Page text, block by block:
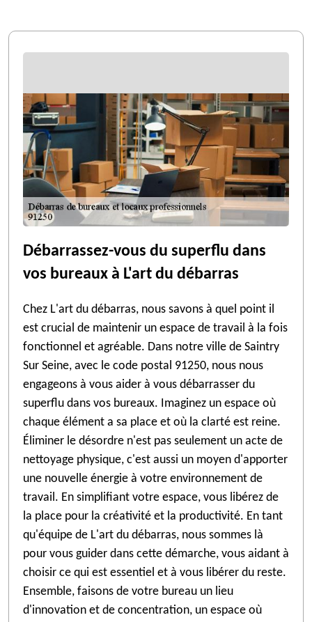
Débarrassez-vous du superflu dans
vos bureaux à L'art du débarras
Chez L'art du débarras, nous savons à quel point il
est crucial de maintenir un espace de travail à la fois
fonctionnel et agréable. Dans notre ville de Saintry
Sur Seine, avec le code postal 91250, nous nous
engageons à vous aider à vous débarrasser du
superflu dans vos bureaux. Imaginez un espace où
chaque élément a sa place et où la clarté est reine.
Éliminer le désordre n'est pas seulement un acte de
nettoyage physique, c'est aussi un moyen d'apporter
une nouvelle énergie à votre environnement de
travail. En simplifiant votre espace, vous libérez de
la place pour la créativité et la productivité. En tant
qu'équipe de L'art du débarras, nous sommes là
pour vous guider dans cette démarche, vous aidant à
choisir ce qui est essentiel et à vous libérer du reste.
Ensemble, faisons de votre bureau un lieu
d'innovation et de concentration, un espace où